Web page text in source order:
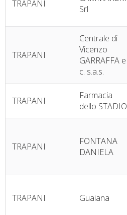
TRAPANI
Srl
TRAPANI
Centrale di
Vicenzo
GARRAFFA e
c. s.a.s.
TRAPANI
Farmacia
dello STADIO
TRAPANI
FONTANA
DANIELA
TRAPANI Guaiana